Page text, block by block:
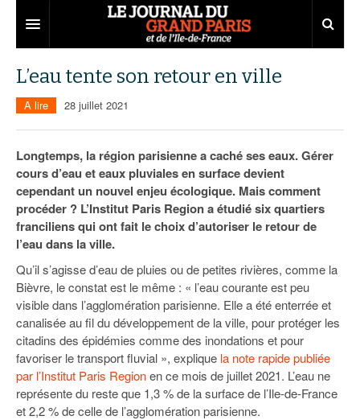
Territoires
Aménagement
Collectivités
Institutions
Services urbains
Entreprises
Développement économique
Emploi
Attractivité
Transport
Marchés publics
Départements
75
77
91
92
93
94
Carnet
Nominations
Agenda
Les Assises du Grand Paris
Ecouter les épisodes
Lire les résumés
L’eau tente son retour en ville
A lire 28 juillet 2021
Longtemps, la région parisienne a caché ses eaux. Gérer
cours d’eau et eaux pluviales en surface devient
cependant un nouvel enjeu écologique. Mais comment
procéder ? L’Institut Paris Region a étudié six quartiers
franciliens qui ont fait le choix d’autoriser le retour de
l’eau dans la ville.
Qu’il s’agisse d’eau de pluies ou de petites rivières, comme la
Bièvre, le constat est le même : « l’eau courante est peu
visible dans l’agglomération parisienne. Elle a été enterrée et
canalisée au fil du développement de la ville, pour protéger les
citadins des épidémies comme des inondations et pour
favoriser le transport fluvial », explique la note rapide publiée
par l’Institut Paris Regionen ce mois de juillet 2021. L’eau ne
représente du reste que 1,3 % de la surface de l’Ile-de-France
et 2,2 % de celle de l’agglomération parisienne.